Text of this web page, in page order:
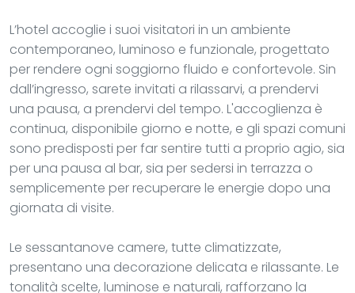
L’hotel accoglie i suoi visitatori in un ambiente
contemporaneo, luminoso e funzionale, progettato
per rendere ogni soggiorno fluido e confortevole. Sin
dall’ingresso, sarete invitati a rilassarvi, a prendervi
una pausa, a prendervi del tempo. L'accoglienza è
continua, disponibile giorno e notte, e gli spazi comuni
sono predisposti per far sentire tutti a proprio agio, sia
per una pausa al bar, sia per sedersi in terrazza o
semplicemente per recuperare le energie dopo una
giornata di visite.
Le sessantanove camere, tutte climatizzate,
presentano una decorazione delicata e rilassante. Le
tonalità scelte, luminose e naturali, rafforzano la